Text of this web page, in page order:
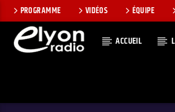
PROGRAMME VIDÉOS ÉQUIPE
ACCUEIL